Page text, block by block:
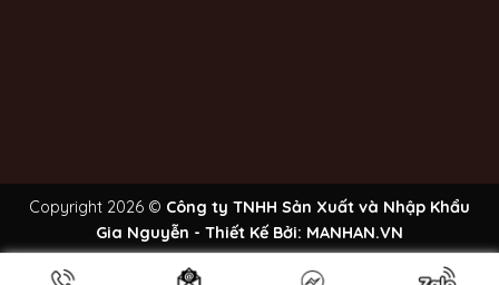
Copyright 2026 © Công ty TNHH Sản Xuất và Nhập Khẩu
Gia Nguyễn - Thiết Kế Bởi: MANHAN.VN